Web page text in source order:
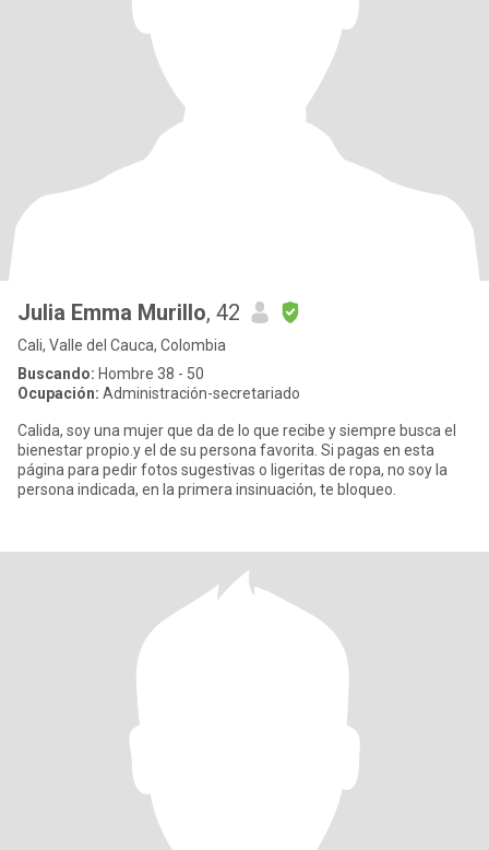
Julia Emma Murillo, 42
Cali, Valle del Cauca, Colombia
Buscando: Hombre 38 - 50
Ocupación: Administración-secretariado
Calida, soy una mujer que da de lo que recibe y siempre busca el
bienestar propio.y el de su persona favorita. Si pagas en esta
página para pedir fotos sugestivas o ligeritas de ropa, no soy la
persona indicada, en la primera insinuación, te bloqueo.